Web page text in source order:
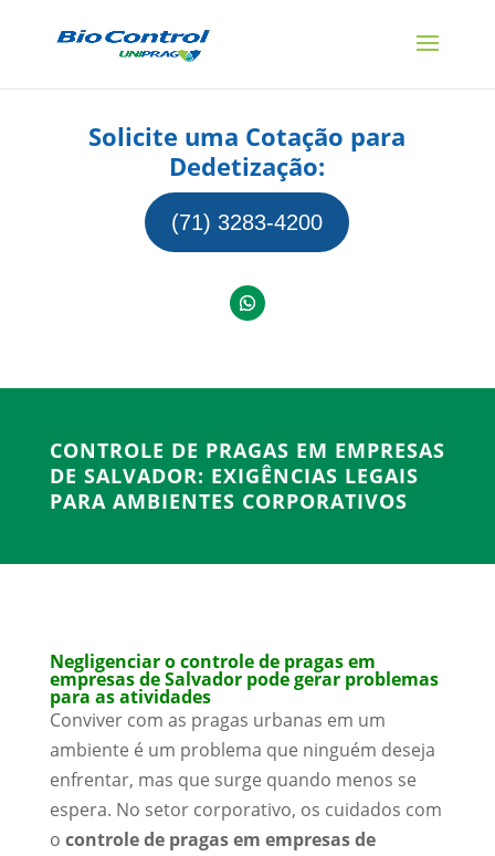
Solicite uma Cotação para
Dedetização:
(71) 3283-4200
CONTROLE DE PRAGAS EM EMPRESAS
DE SALVADOR: EXIGÊNCIAS LEGAIS
PARA AMBIENTES CORPORATIVOS
Negligenciar o controle de pragas em
empresas de Salvador pode gerar problemas
para as atividades
Conviver com as pragas urbanas em um
ambiente é um problema que ninguém deseja
enfrentar, mas que surge quando menos se
espera. No setor corporativo, os cuidados com
o controle de pragas em empresas de